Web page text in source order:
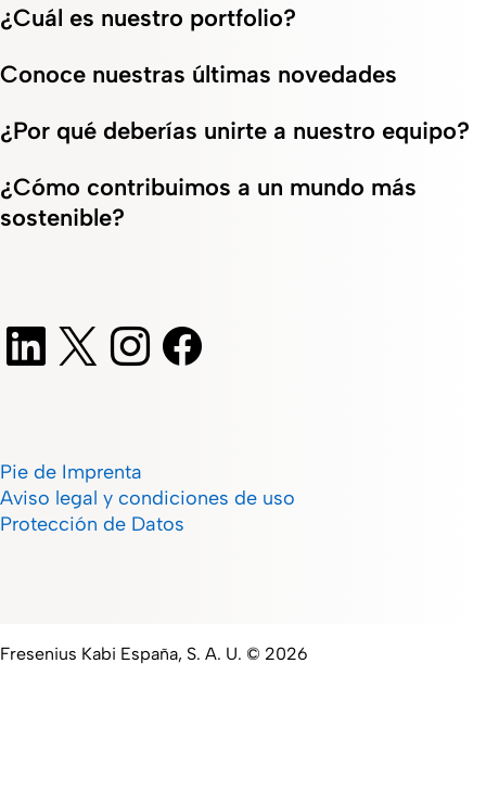
¿Cuál es nuestro portfolio?
Conoce nuestras últimas novedades
¿Por qué deberías unirte a nuestro equipo?
¿Cómo contribuimos a un mundo más
sostenible?
Pie de Imprenta
Aviso legal y condiciones de uso
Protección de Datos
Fresenius Kabi España, S. A. U. © 2026